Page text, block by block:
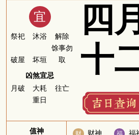
宜
祭祀 沐浴 解除
破屋 坏垣
馀事勿
取
凶煞宜忌
月破
大耗
往亡
重日
四月
十
值神
财 财神 福 福